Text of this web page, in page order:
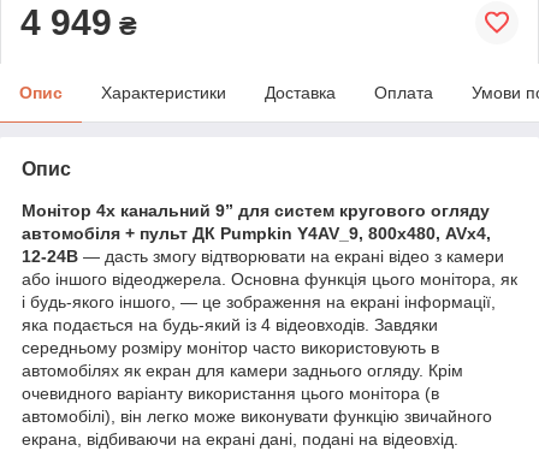
4 949 ₴
Опис Характеристики Доставка Оплата Умови
Опис
Монітор 4х канальний 9” для систем кругового огляду
автомобіля + пульт ДК Pumpkin Y4AV _9, 800х480, AVх4,
12-24В — дасть змогу відтворювати на екрані відео з камери
або іншого відеоджерела. Основна функція цього монітора, як
і будь-якого іншого, — це зображення на екрані інформації,
яка подається на будь-який із 4 відеовходів. Завдяки
середньому розміру монітор часто використовують в
автомобілях як екран для камери заднього огляду. Крім
очевидного варіанту використання цього монітора (в
автомобілі), він легко може виконувати функцію звичайного
екрана, відбиваючи на екрані дані, подані на відеовхід.